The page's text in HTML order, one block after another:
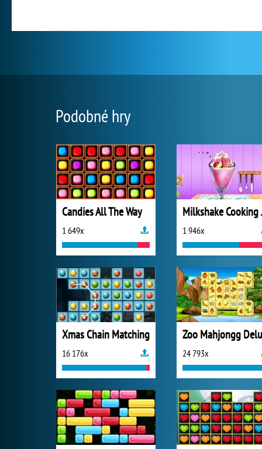
Podobné hry
Candies All The Way
1 649x 1 946x
Xmas Chain Matching
16 176x 24 793x